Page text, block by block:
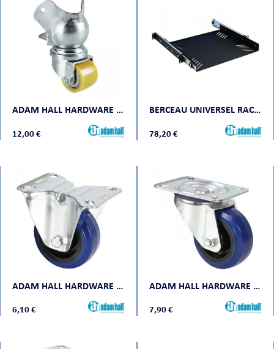
ADAM HALL HARDWARE 37441
12,00 €
BERCEAU UNIVERSEL RACKABLE 1 U SUR GLISSIÈRES ADAMHALL
78,20 €
ADAM HALL HARDWARE 372071
6,10 €
ADAM HALL HARDWARE 372081
7,90 €